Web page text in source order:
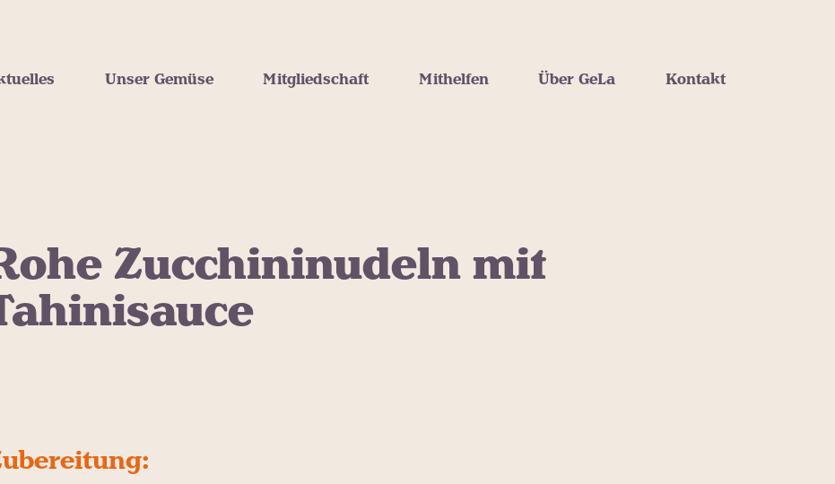
Unser Gemüse Mitgliedschaft Mithelfen Über GeLa Kontakt
Zucchininudeln mit